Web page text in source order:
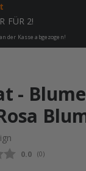
FÜR 2!
der Kasse abgezogen!
Versand
-
0.0 (abgegebene
0)